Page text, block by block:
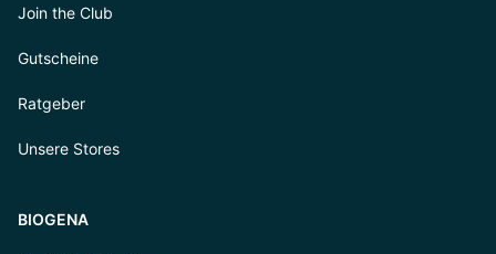
Join the Club
Gutscheine
Ratgeber
Unsere Stores
BIOGENA